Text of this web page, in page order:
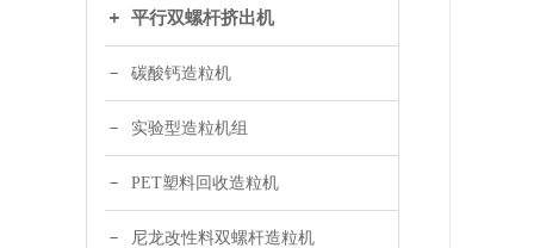
平行双螺杆挤出机
碳酸钙造粒机
实验型造粒机组
PET塑料回收造粒机
尼龙改性料双螺杆造粒机